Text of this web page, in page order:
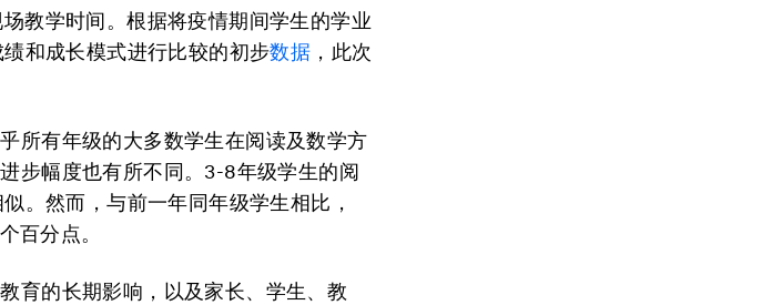
场教学时间。根据将疫情期间学生的学业
和成长模式进行比较的初步数据 ，此次
所有年级的大多数学生在阅读及数学方
步幅度也有所不同。3-8年级学生的阅
。然而，与前一年同年级学生相比，
百分点。
育的长期影响，以及家长、学生、教